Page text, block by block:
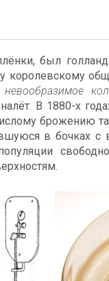
был
невообразимое
В 1880-х
брожению
в бочках с